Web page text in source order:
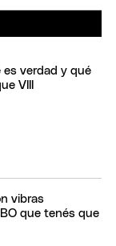
es verdad y qué
VIII
vibras
que tenés que